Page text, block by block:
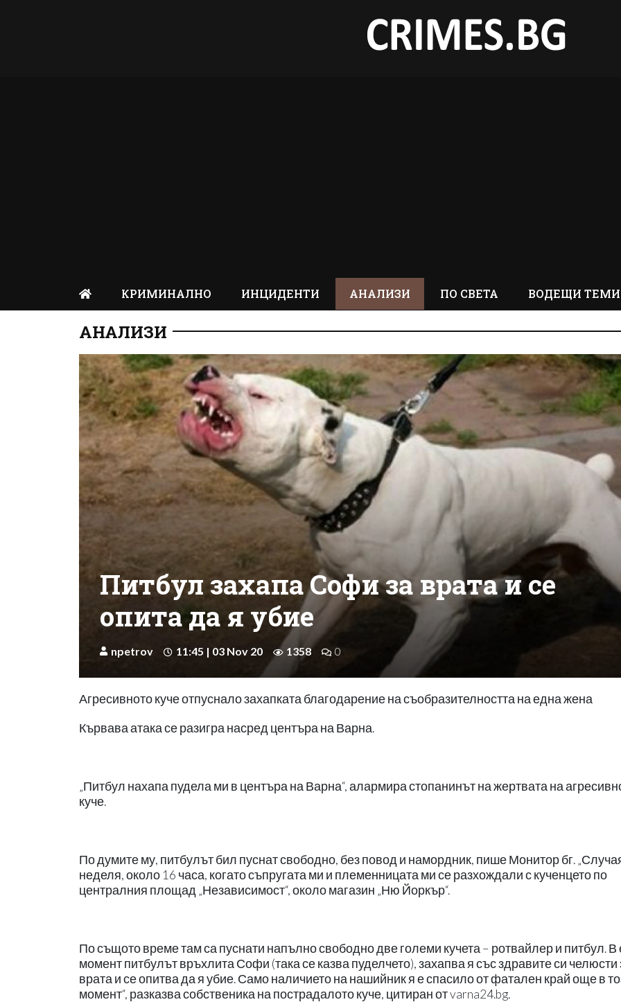
КРИМИНАЛНО ИНЦИДЕНТИ АНАЛИЗИ ПО СВЕТА ВОДЕЩИ ТЕМИ
АНАЛИЗИ
Питбул захапа Софи за врата и се
опита да я убие
npetrov 11:45 | 03 Nov 20 1358 0
Агресивното куче отпуснало захапката благодарение на съобразителността на една жена
Кървава атака се разигра насред центъра на Варна.
„Питбул нахапа пудела ми в центъра на Варна“, алармира стопанинът на жертвата на
куче.
По думите му, питбулът бил пуснат свободно, без повод и намордник, пише Монитор бг.
неделя, около 16 часа, когато съпругата ми и племенницата ми се разхождали с кученцето по
централния площад „Независимост“, около магазин „Ню Йоркър“.
По същото време там са пуснати напълно свободно две големи кучета – ротвайлер и питбул. В
момент питбулът връхлита Софи (така се казва пуделчето), захапва я със здравите си челюсти
врата и се опитва да я убие. Само наличието на нашийник я е спасило от фатален край още в
момент“, разказва собственика на пострадалото куче, цитиран от varna24.bg.